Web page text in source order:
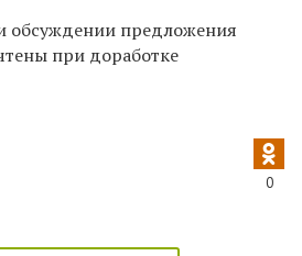
обсуждении предложения
при доработке
0